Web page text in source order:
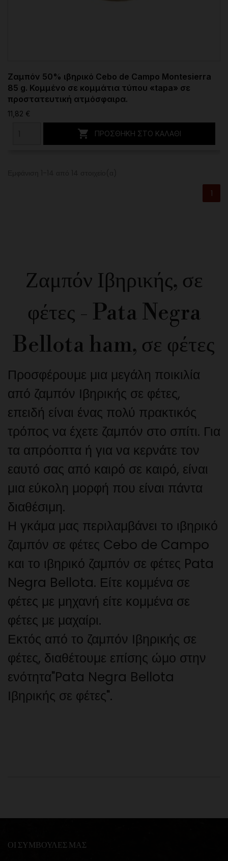
Ζαμπόν 50% ιβηρικό Cebo de Campo Montesierra
85 g. Κομμένο σε κομμάτια τύπου «tapa» σε
προστατευτική ατμόσφαιρα.
11,82 €
 ΠΡΟΣΘΉΚΗ ΣΤΟ ΚΑΛΆΘΙ
1
Ζαμπόν Ιβηρικής, σε
φέτες - Pata Negra
Bellota ham, σε φέτες
Προσφέρουμε μια μεγάλη ποικιλία
από ζαμπόν Ιβηρικής σε φέτες,
επειδή είναι ένας πολύ πρακτικός
τρόπος να έχετε ζαμπόν στο σπίτι. Για
τα απρόοπτα ή για να κερνάτε τον
εαυτό σας από καιρό σε καιρό, είναι
μια εύκολη μορφή που είναι πάντα
διαθέσιμη.
Η γκάμα μας περιλαμβάνει το ιβηρικό
ζαμπόν σε φέτες Cebo de Campo
και το ιβηρικό ζαμπόν σε φέτες Pata
Negra Bellota. Είτε κομμένα σε
φέτες με μηχανή είτε κομμένα σε
φέτες με μαχαίρι.
Εκτός από το ζαμπόν Ιβηρικής σε
φέτες, διαθέτουμε επίσης ώμο στην
ενότητα"Pata Negra Bellota
Ιβηρικής σε φέτες".
ΟΙ ΣΥΜΒΟΥΛΕΣ ΜΑΣ